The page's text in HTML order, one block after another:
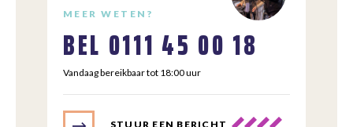
MEER WETEN?
BEL 0111 45 00 18
Vandaag bereikbaar tot 18:00 uur
STUUR EEN BERICHT